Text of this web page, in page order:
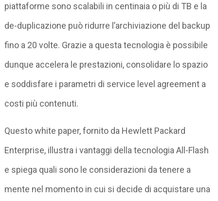
piattaforme sono scalabili in centinaia o più di TB e la
de-duplicazione può ridurre l’archiviazione del backup
fino a 20 volte. Grazie a questa tecnologia è possibile
dunque accelera le prestazioni, consolidare lo spazio
e soddisfare i parametri di service level agreement a
costi più contenuti.
Questo white paper, fornito da Hewlett Packard
Enterprise, illustra i vantaggi della tecnologia All-Flash
e spiega quali sono le considerazioni da tenere a
mente nel momento in cui si decide di acquistare una